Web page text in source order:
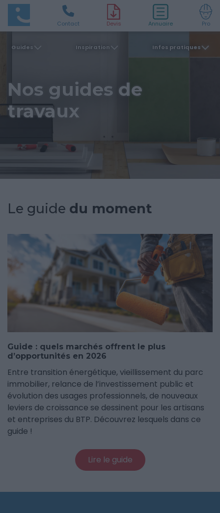
Contact Devis Annuaire Pro
Guides Inspiration Infos pratiques
Nos guides de
travaux
Le guide du moment
Guide : quels marchés offrent le plus
d’opportunités en 2026
Entre transition énergétique, vieillissement du parc
immobilier, relance de l’investissement public et
évolution des usages professionnels, de nouveaux
leviers de croissance se dessinent pour les artisans
et entreprises du BTP. Découvrez lesquels dans ce
guide !
Lire le guide